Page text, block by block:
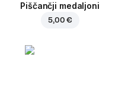
Piščančji medaljoni
5,00 €